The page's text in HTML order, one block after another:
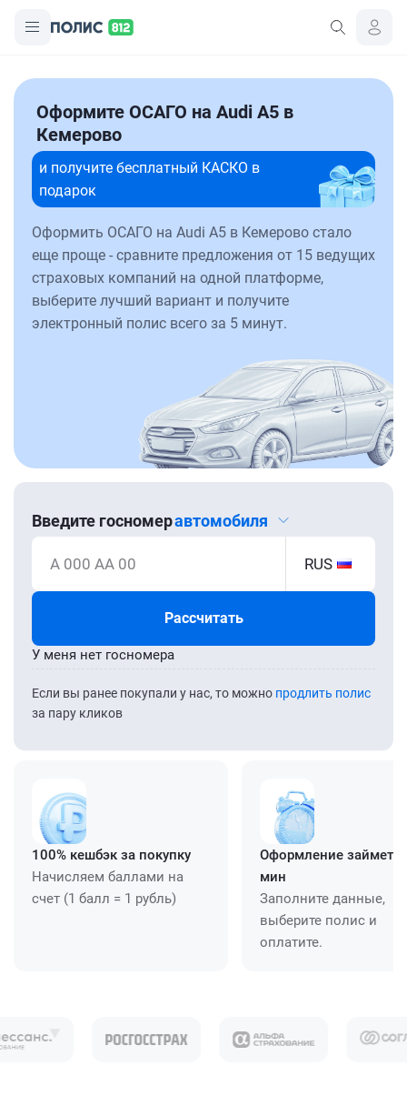
Оформите ОСАГО на Audi A5 в
Кемерово
и получите бесплатный КАСКО в
подарок
Оформить ОСАГО на Audi A5 в Кемерово стало
еще проще - сравните предложения от 15 ведущих
страховых компаний на одной платформе,
выберите лучший вариант и получите
электронный полис всего за 5 минут.
Введите госномеравтомобиля
А 000 АА 00 RUS
Рассчитать
Если вы ранее покупали у нас, то можно продлить полис
за пару кликов
У меня нет госномера
100% кешбэк за покупку
Начисляем баллами на
счет (1 балл = 1 рубль)
Оформление займет
мин
Заполните данные,
выберите полис и
оплатите.